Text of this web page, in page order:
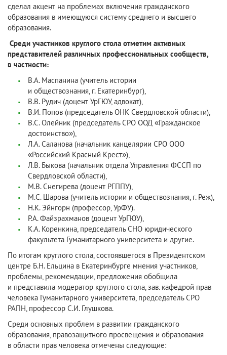
сделал акцент на проблемах включения гражданского
образования в имеющуюся систему среднего и высшего
образования.
Среди участников круглого стола отметим активных
представителей различных профессиональных сообществ,
в частности:
В.А. Маспанина (учитель истории
и обществознания, г. Екатеринбург),
В.В. Рудич (доцент УрГЮУ, адвокат),
В.И. Попов (председатель ОНК Свердловской области),
В.С. Олейник (председатель СРО ООД «Гражданское
достоинство»),
Л.А. Саланова (начальник канцелярии СРО ООО
«Российский Красный Крест»),
Л.В. Быкова (начальник отдела Управления ФССП по
Свердловской области),
М.В. Снегирева (доцент РГППУ),
М.С. Шарова (учитель истории и обществознания, г. Реж),
Н.К. Эйнгорн (профессор, УрФУ).
Р.А. Файзрахманов (доцент УрГЮУ),
К.А. Коренкина, председатель СНО юридического
факультета Гуманитарного университета и другие.
По итогам круглого стола, состоявшегося в Президентском
центре Б.Н. Ельцина в Екатеринбурге мнения участников,
проблемы, рекомендации, предложения обобщила
и представила модератор круглого стола, зав. кафедрой прав
человека Гуманитарного университета, председатель СРО
РАПН, профессор С.И. Глушкова.
Среди основных проблем в развитии гражданского
образования, правозащитного просвещения и образования
в области прав человека отмечены следующие: